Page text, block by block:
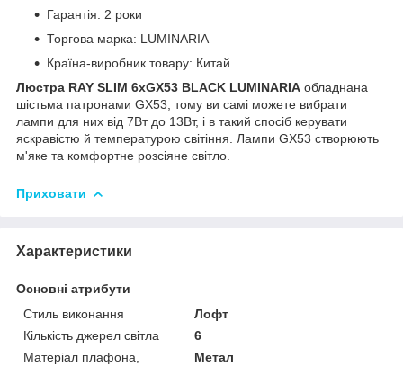
Гарантія: 2 роки
Торгова марка: LUMINARIA
Країна-виробник товару: Китай
Люстра RAY SLIM 6xGX53 BLACK LUMINARIA обладнана
шістьма патронами GX53, тому ви самі можете вибрати
лампи для них від 7Вт до 13Вт, і в такий спосіб керувати
яскравістю й температурою світіння. Лампи GX53 створюють
м'яке та комфортне розсіяне світло.
Приховати
Характеристики
Основні атрибути
Стиль виконання
Лофт
Кількість джерел світла
6
Матеріал плафона,
Метал